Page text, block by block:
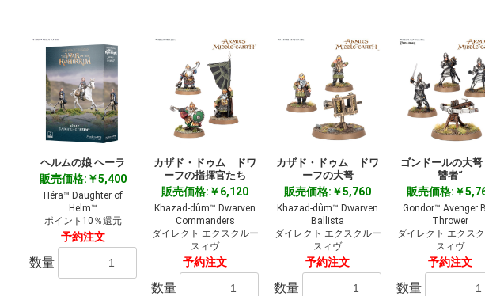
ヘルムの娘 ヘーラ
販売価格:￥5,400
Héra™ Daughter of
Helm™
ポイント10％還元
予約注文
数量
カザド・ドゥム ドワ
ーフの指揮官たち
販売価格:￥6,120
Khazad-dûm™ Dwarven
Commanders
ダイレクト エクスクルー
スィヴ
予約注文
数量
カザド・ドゥム ドワ
ーフの大弩
販売価格:￥5,760
Khazad-dûm™ Dwarven
Ballista
ダイレクト エクスクルー
スィヴ
予約注文
数量
ゴンドールの大弩
讐者“
販売価格:￥
Gondor™ Avenger
Thrower
ダイレクト エクス
スィヴ
予約注文
数量